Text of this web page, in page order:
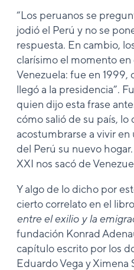
“Los peruanos se
jodió el Perú y no se
respuesta. En cambio,
clarísimo el momento
Venezuela: fue en
llegó a la presidencia”.
quien dijo esta frase
cómo salió de su país,
acostumbrarse a vivir
del Perú su nuevo
XXI nos sacó de
Y algo de lo dicho por
cierto correlato en el libro
entre el exilio y la
fundación Konrad
capítulo escrito por los
Eduardo Vega y Ximena